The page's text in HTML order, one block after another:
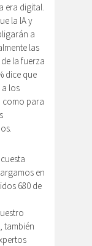
era digital.
la IA y
a
las
la fuerza
dice que
los
como para
en
680 de
también